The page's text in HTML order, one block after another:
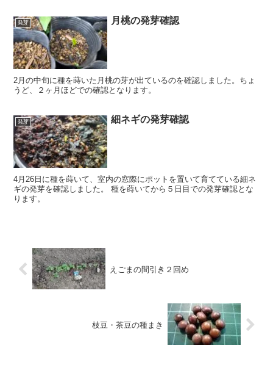
発芽 月桃の発芽確認
2月の中旬に種を蒔いた月桃の芽が出ているのを確認しました。ちょ
うど、２ヶ月ほどでの確認となります。
発芽 細ネギの発芽確認
4月26日に種を蒔いて、室内の窓際にポットを置いて育てている細ネ
ギの発芽を確認しました。 種を蒔いてから５日目での発芽確認とな
ります。
えごまの間引き２回め
枝豆・茶豆の種まき